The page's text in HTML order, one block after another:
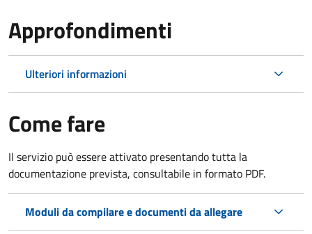
Approfondimenti
Ulteriori informazioni
Come fare
Il servizio può essere attivato presentando tutta la
documentazione prevista, consultabile in formato PDF.
Moduli da compilare e documenti da allegare